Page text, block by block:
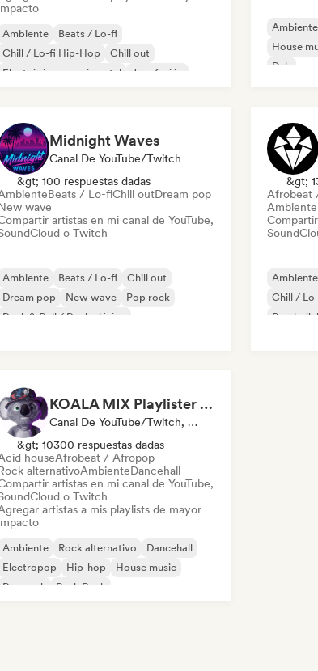
Ambiente
Beats / Lo-fi
Chill / Lo-fi Hip-Hop
Chill out
Electrónica experimental
Jazz fusión
Ambiente
House
Dub
Midnight Waves
Canal De YouTube/Twitch
&gt; 100 respuestas dadas
Beats / Lo-fiChill outDream pop
wave
artistas en mi canal de YouTube,
o Twitch
Ambiente Beats / Lo-fi
Chill out
Dream pop
New wave
Pop rock
Rock & Roll / Rock clásico
&gt;
Afrobeat
Ambiente
Ambiente
Chill /
Pop
KOALA MIX Playlister (Spotify)
Canal De YouTube/Twitch, Playlist Curator
&gt; 10300 respuestas dadas
houseAfrobeat / Afropop
alternativoAmbienteDancehall
artistas en mi canal de YouTube,
o Twitch
artistas a mis playlists de mayor
Ambiente Rock alternativo
Dancehall
Electropop
Hip-hop
House music
Pop rock
Punk Rock